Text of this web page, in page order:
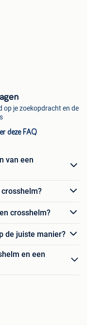
op je zoekopdracht en de
deze FAQ
van een
crosshelm?
de juiste manier?
en een